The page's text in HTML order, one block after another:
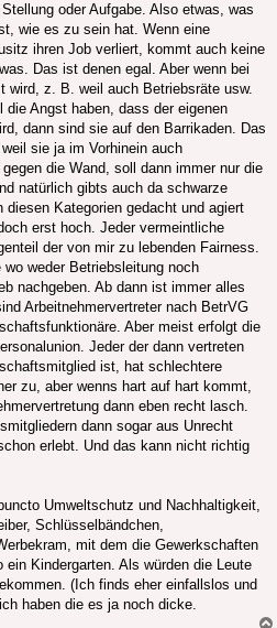
oder Aufgabe. Also etwas, was
wie es zu sein hat. Wenn eine
ihren Job verliert, kommt auch keine
Das ist denen egal. Aber wenn bei
wird, z. B. weil auch Betriebsräte usw.
Angst haben, dass der eigenen
dann sind sie auf den Barrikaden. Das
sie ja im Vorhinein auch
die Wand, soll dann immer nur die
natürlich gibts auch da schwarze
Kategorien gedacht und agiert
erst hoch. Jeder vermeintliche
der von mir zu lebenden Fairness.
weder Betriebsleitung noch
nachgeben. Ab dann ist immer alles
Arbeitnehmervertreter nach BetrVG
Aber meist erfolgt die
Jeder der dann vertreten
ist, hat schlechtere
zu, aber wenns hart auf hart kommt,
dann eben recht lasch.
dann sogar aus Unrecht
erlebt. Und das kann nicht richtig
Umweltschutz und Nachhaltigkeit,
Schlüsselbändchen,
mit dem die Gewerkschaften
Kindergarten. Als würden die Leute
(Ich finds eher einfallslos und
haben die es ja noch dicke.